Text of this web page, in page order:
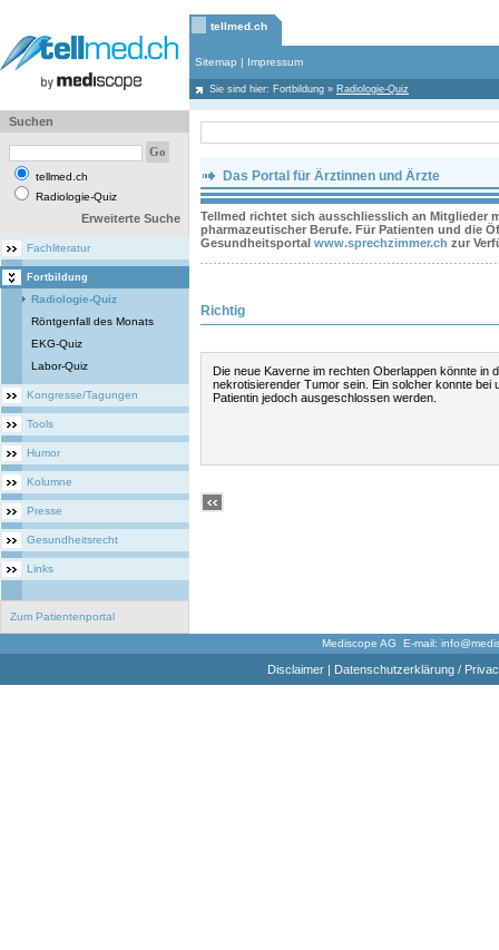
tellmed.ch
Sitemap | Impressum
Sie sind hier: Fortbildung » Radiologie-Quiz
Suchen
tellmed.ch
Radiologie-Quiz
Erweiterte Suche
Fachliteratur
Fortbildung
Radiologie-Quiz
Röntgenfall des Monats
EKG-Quiz
Labor-Quiz
Kongresse/Tagungen
Tools
Humor
Kolumne
Presse
Gesundheitsrecht
Links
Zum Patientenportal
Das Portal für Ärztinnen und Ärzte
Tellmed richtet sich ausschliesslich an Mitglieder
pharmazeutischer Berufe. Für Patienten und die
Gesundheitsportal www.sprechzimmer.ch zur
Richtig
Die neue Kaverne im rechten Oberlappen könnte in
nekrotisierender Tumor sein. Ein solcher konnte bei
Patientin jedoch ausgeschlossen werden.
Mediscope AG E-mail:
Disclaimer| Datenschutzerklärung /